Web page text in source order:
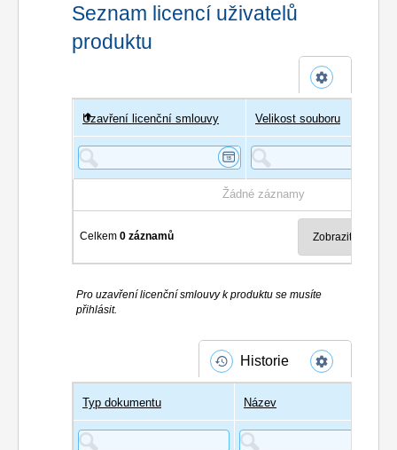
Seznam licencí uživatelů
produktu
Uživatel
Uzavření licenční smlouvy Velikost souboru
Žádné záznamy
Celkem0 záznamů
Pro uzavření licenční smlouvy k produktu se musíte
přihlásit.
Historie
Typ dokumentu Název